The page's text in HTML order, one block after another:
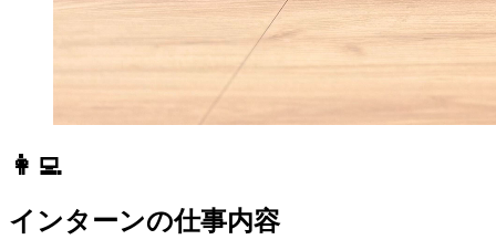
👩‍💻
インターンの仕事内容